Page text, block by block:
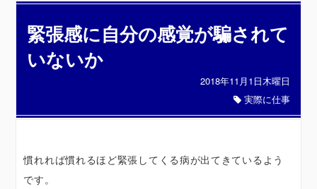
緊張感に自分の感覚が騙されて
いないか
2018年11月1日木曜日
実際に仕事
慣れれば慣れるほど緊張してくる病が出てきているよう
です。